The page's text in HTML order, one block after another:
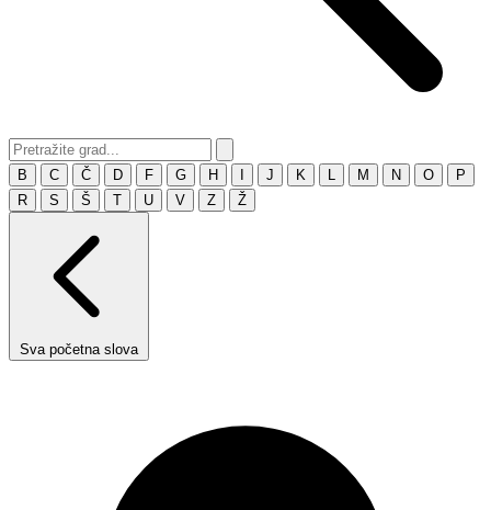
B C Č D F G H J K M N O
P
R
S Š T U V Z Ž
Sva početna slova